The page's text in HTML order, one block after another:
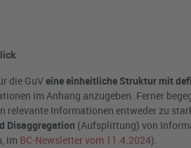
die GuVeine einheitliche Struktur mit
im Anhang anzugeben. Ferner
relevante Informationen entweder zu
Disaggregation (Aufsplittung) von
im BC-Newsletter vom 11.4.2024).